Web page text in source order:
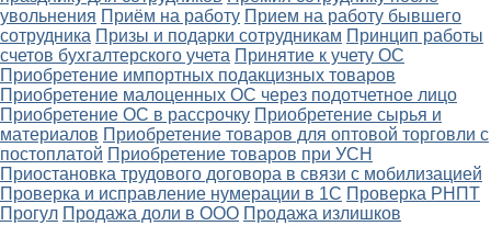
увольнения Приём на работу Прием на работу бывшего
сотрудника Призы и подарки сотрудникам Принцип работы
счетов бухгалтерского учета Принятие к учету ОС
Приобретение импортных подакцизных товаров
Приобретение малоценных ОС через подотчетное лицо
Приобретение ОС в рассрочку Приобретение сырья и
материалов Приобретение товаров для оптовой торговли с
постоплатой Приобретение товаров при УСН
Приостановка трудового договора в связи с мобилизацией
Проверка и исправление нумерации в 1С Проверка РНПТ
Прогул Продажа доли в ООО Продажа излишков